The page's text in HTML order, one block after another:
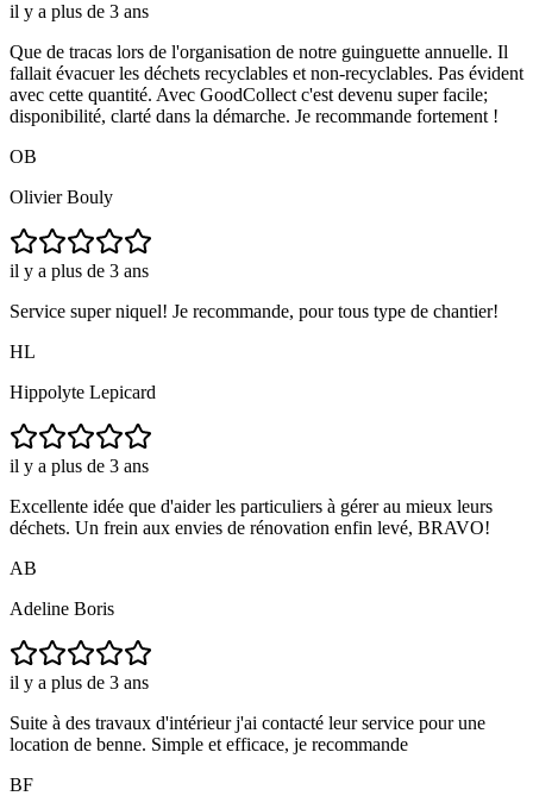
il y a plus de 3 ans
Que de tracas lors de l'organisation de notre guinguette annuelle. Il
fallait évacuer les déchets recyclables et non-recyclables. Pas évident
avec cette quantité. Avec GoodCollect c'est devenu super facile;
disponibilité, clarté dans la démarche. Je recommande fortement !
OB
Olivier Bouly
il y a plus de 3 ans
Service super niquel! Je recommande, pour tous type de chantier!
HL
Hippolyte Lepicard
il y a plus de 3 ans
Excellente idée que d'aider les particuliers à gérer au mieux leurs
déchets. Un frein aux envies de rénovation enfin levé, BRAVO!
AB
Adeline Boris
il y a plus de 3 ans
Suite à des travaux d'intérieur j'ai contacté leur service pour une
location de benne. Simple et efficace, je recommande
BF